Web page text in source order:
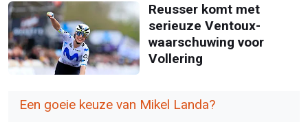
Reusser komt met
serieuze Ventoux-
waarschuwing voor
Vollering
Een goeie keuze van Mikel Landa?